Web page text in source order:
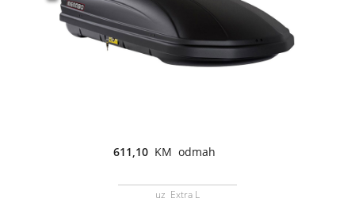
611,10 KM odmah
uz Extra L